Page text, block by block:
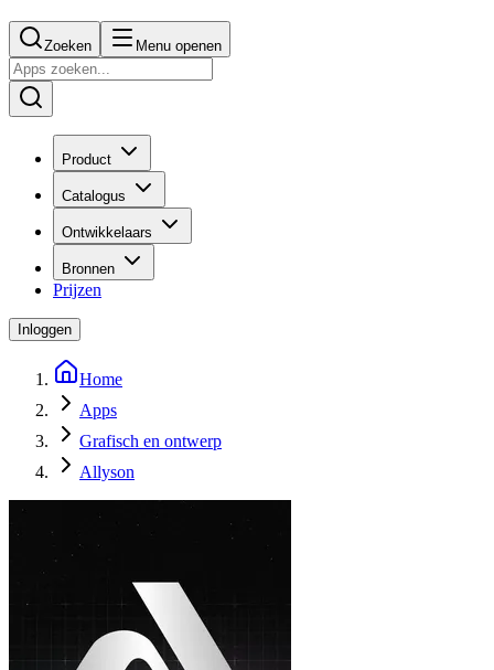
Zoeken Menu openen
Product
Catalogus
Ontwikkelaars
Bronnen
Prijzen
Inloggen
Home
Apps
Grafisch en ontwerp
Allyson